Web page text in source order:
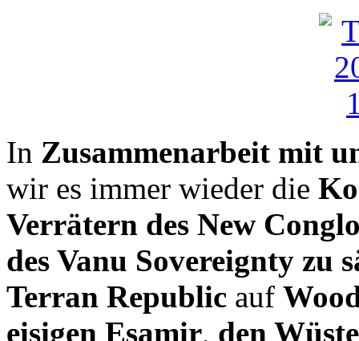
In Zusammenarbeit mit
wir es immer wieder die
Verrätern des New
des Vanu Sovereignty zu
Terran Republic auf
eisigen Esamir, den